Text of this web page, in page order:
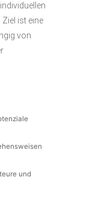
ist eine
von
und